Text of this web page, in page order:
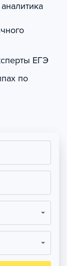
ЕГЭ
по